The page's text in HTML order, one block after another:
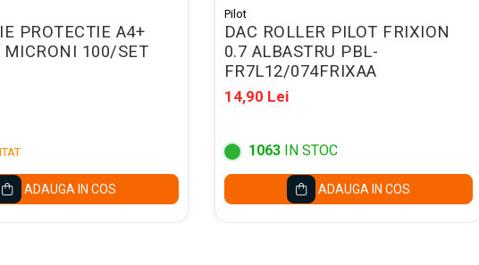
PROTECTIE A4+
MICRONI 100/SET
ADAUGA IN COS
Pilot
DAC ROLLER PILOT FRIXION
0.7 ALBASTRU PBL-
FR7L12/074FRIXAA
14,90 Lei
1063IN STOC
ADAUGA IN COS